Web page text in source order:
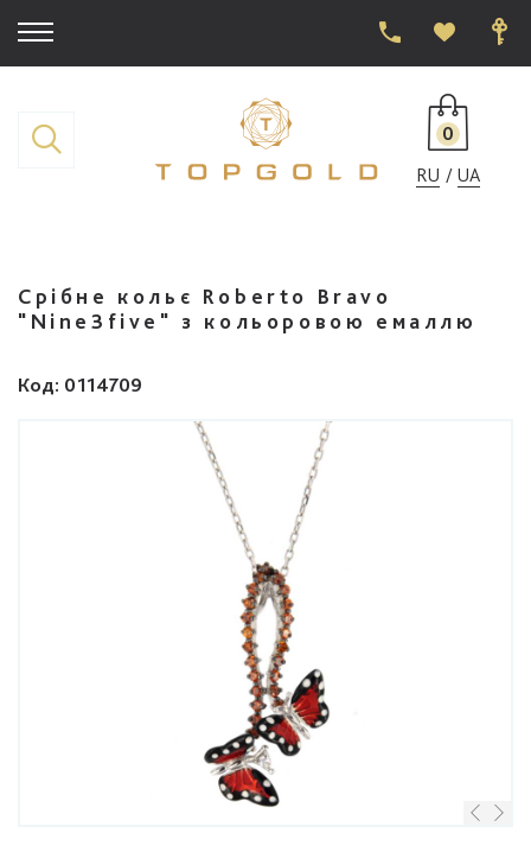
0
RU
UA
Срібне кольє Roberto Bravo
"Nine3five" з кольоровою емаллю
Код: 0114709